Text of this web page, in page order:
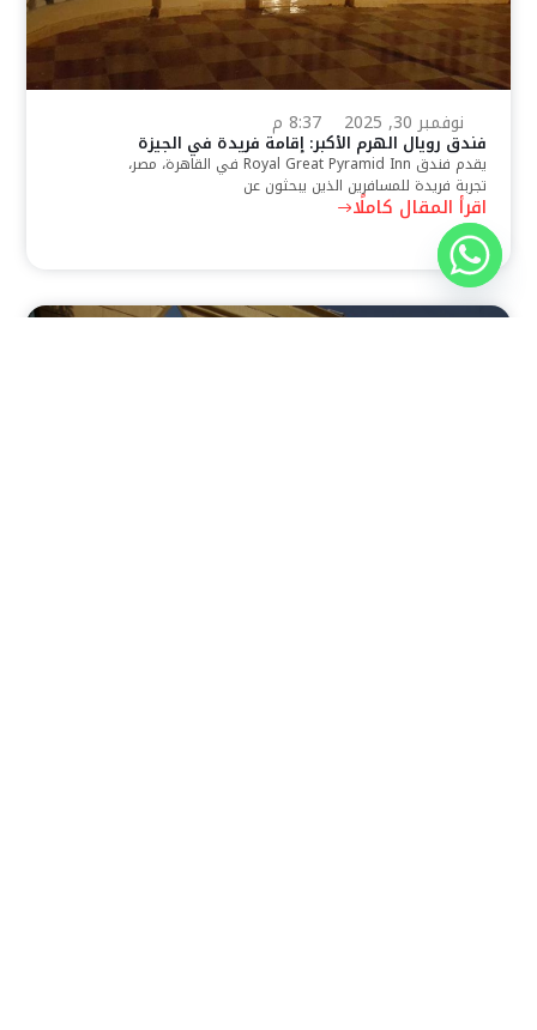
نوفمبر 30, 2025 8:37 م
فندق رويال الهرم الأكبر: إقامة فريدة في الجيزة
يقدم فندق Royal Great Pyramid Inn في القاهرة، مصر،
تجربة فريدة للمسافرين الذين يبحثون عن
اقرأ المقال كاملًا